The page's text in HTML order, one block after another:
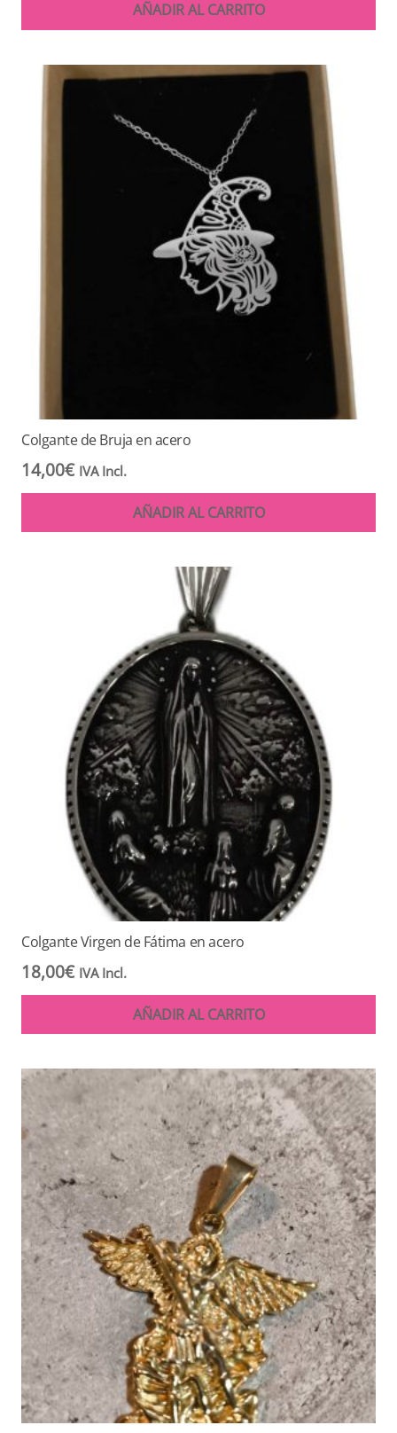
AÑADIR AL CARRITO
Colgante de Bruja en acero
14,00€ IVA Incl.
AÑADIR AL CARRITO
Colgante Virgen de Fátima en acero
18,00€ IVA Incl.
AÑADIR AL CARRITO